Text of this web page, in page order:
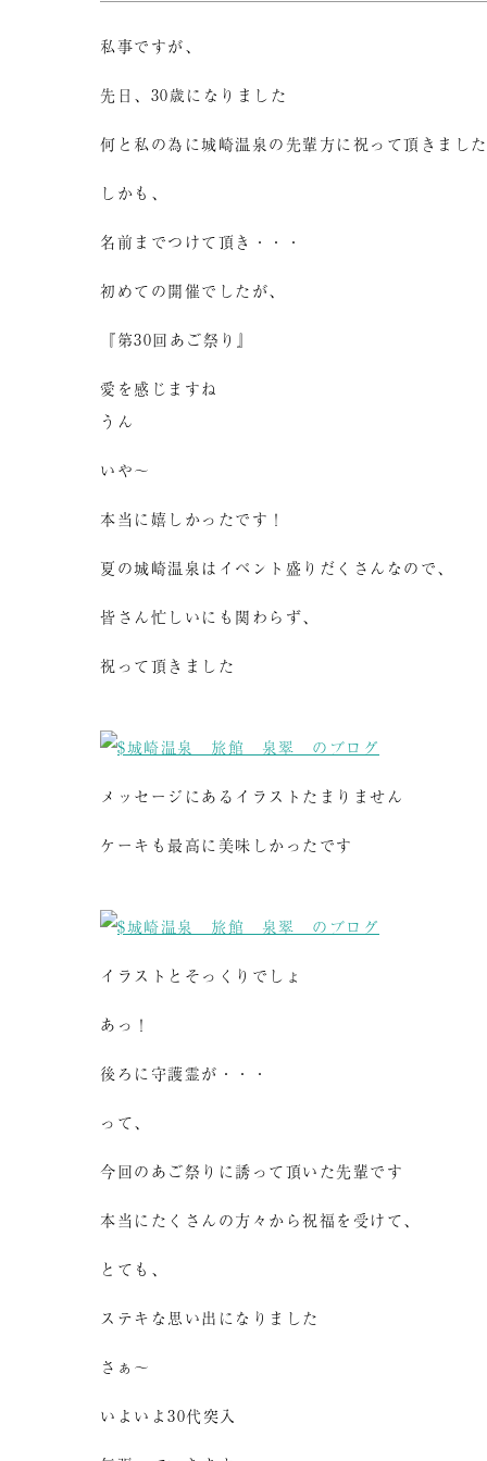
私事ですが、
先日、30歳になりました
何と私の為に城崎温泉の先輩方に祝って頂きました
しかも、
名前までつけて頂き・・・
初めての開催でしたが、
『第30回あご祭り』
愛を感じますね
うん
いや～
本当に嬉しかったです！
夏の城崎温泉はイベント盛りだくさんなので、
皆さん忙しいにも関わらず、
祝って頂きました
メッセージにあるイラストたまりません
ケーキも最高に美味しかったです
イラストとそっくりでしょ
あっ！
後ろに守護霊が・・・
って、
今回のあご祭りに誘って頂いた先輩です
本当にたくさんの方々から祝福を受けて、
とても、
ステキな思い出になりました
さぁ～
いよいよ30代突入